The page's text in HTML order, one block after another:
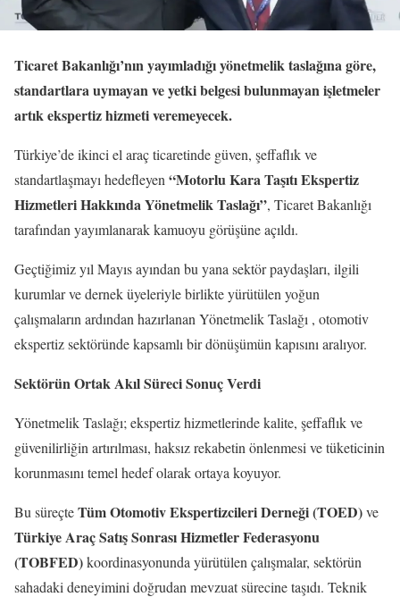
Ticaret Bakanlığı’nın yayımladığı yönetmelik taslağına göre,
standartlara uymayan ve yetki belgesi bulunmayan işletmeler
artık ekspertiz hizmeti veremeyecek.
Türkiye’de ikinci el araç ticaretinde güven, şeffaflık ve
standartlaşmayı hedefleyen “Motorlu Kara Taşıtı Ekspertiz
Hizmetleri Hakkında Yönetmelik Taslağı”, Ticaret Bakanlığı
tarafından yayımlanarak kamuoyu görüşüne açıldı.
Geçtiğimiz yıl Mayıs ayından bu yana sektör paydaşları, ilgili
kurumlar ve dernek üyeleriyle birlikte yürütülen yoğun
çalışmaların ardından hazırlanan Yönetmelik Taslağı , otomotiv
ekspertiz sektöründe kapsamlı bir dönüşümün kapısını aralıyor.
Sektörün Ortak Akıl Süreci Sonuç Verdi
Yönetmelik Taslağı; ekspertiz hizmetlerinde kalite, şeffaflık ve
güvenilirliğin artırılması, haksız rekabetin önlenmesi ve tüketicinin
korunmasını temel hedef olarak ortaya koyuyor.
Bu süreçteTüm Otomotiv Ekspertizcileri Derneği (TOED)ve
Türkiye Araç Satış Sonrası Hizmetler Federasyonu
(TOBFED)koordinasyonunda yürütülen çalışmalar, sektörün
sahadaki deneyimini doğrudan mevzuat sürecine taşıdı. Teknik